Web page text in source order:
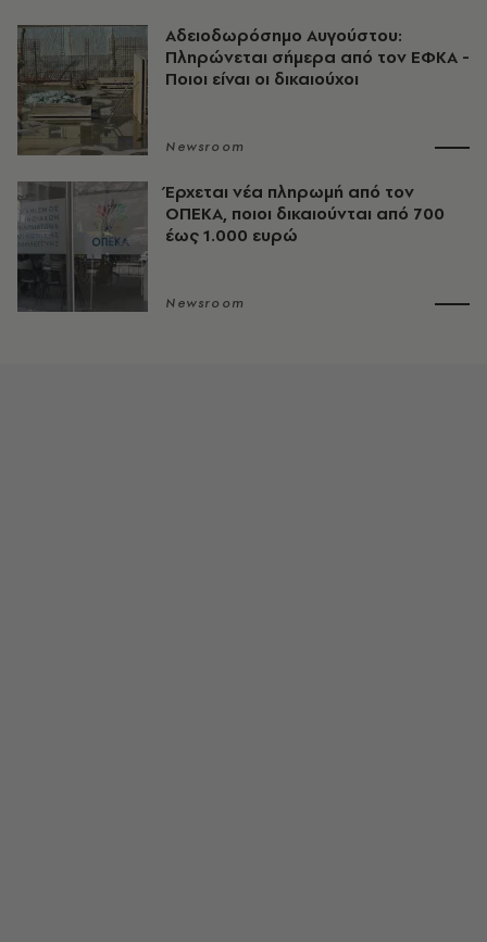
Αδειοδωρόσημο Αυγούστου:
Πληρώνεται σήμερα από τον ΕΦΚΑ -
Ποιοι είναι οι δικαιούχοι
Newsroom
Έρχεται νέα πληρωμή από τον
ΟΠΕΚΑ, ποιοι δικαιούνται από 700
έως 1.000 ευρώ
Newsroom